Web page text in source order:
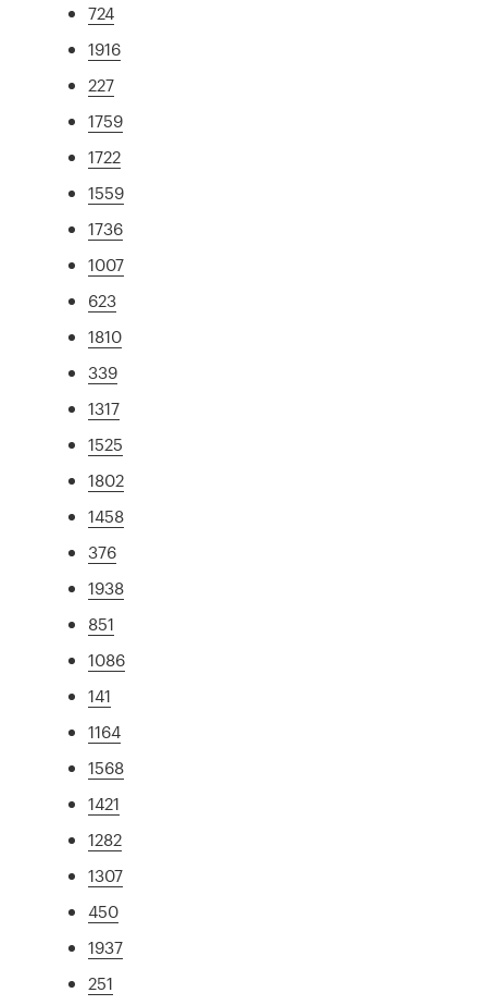
724
1916
227
1759
1722
1559
1736
1007
623
1810
339
1317
1525
1802
1458
376
1938
851
1086
141
1164
1568
1421
1282
1307
450
1937
251